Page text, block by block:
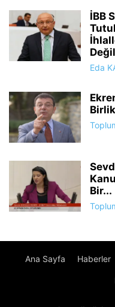
İBB
Eda
Bir...
Ana Sayfa Haberler